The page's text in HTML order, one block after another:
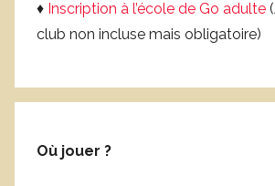
♦ Inscription à l’école de Go adulte
club non incluse mais obligatoire)
Où jouer ?